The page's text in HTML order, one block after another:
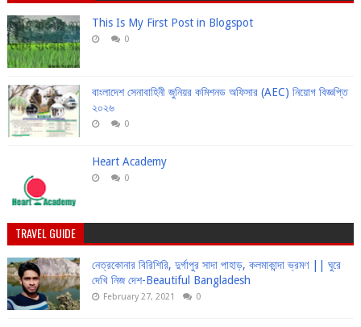
This Is My First Post in Blogspot
0
বাংলাদেশ সেনাবাহিনী জুনিয়র কমিশনড অফিসার (AEC) নিয়োগ বিজ্ঞপ্তি
২০২৬
0
Heart Academy
0
TRAVEL GUIDE
নেত্রকোনার বিরিশিরি, দুর্গাপুর সাদা পাহাড়, কলমাকান্দা ভ্রমণ || ঘুরে
দেখি নিজ দেশ-Beautiful Bangladesh
February 27, 2021 0